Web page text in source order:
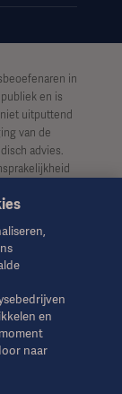
in
en is
uitputtend
van de
advies.
risico van de
of
Informatie
of gebruikt
publiek
en
naar